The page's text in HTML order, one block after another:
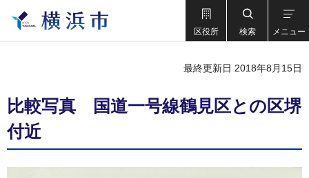
区役所 検索 メニュー
最終更新日 2018年8月15日
比較写真 国道一号線鶴見区との区堺
付近